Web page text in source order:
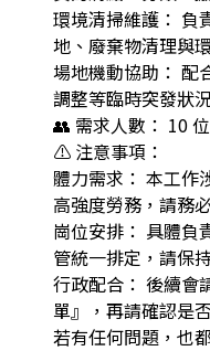
環境清掃維護： 負
地、廢棄物清理與
場地機動協助： 配
調整等臨時突發狀
👥 需求人數： 10 位
⚠️ 注意事項：
體力需求： 本工作
高強度勞務，請務
崗位安排： 具體負
管統一排定，請保
行政配合： 後續會
單』，再請確認是
若有任何問題，也